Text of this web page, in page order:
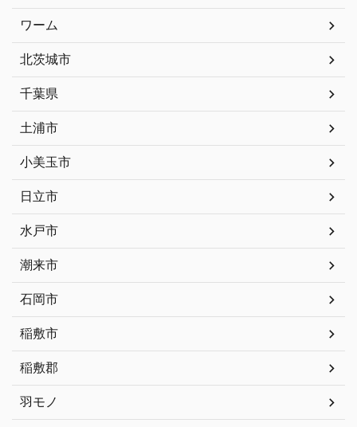
ワーム
北茨城市
千葉県
土浦市
小美玉市
日立市
水戸市
潮来市
石岡市
稲敷市
稲敷郡
羽モノ